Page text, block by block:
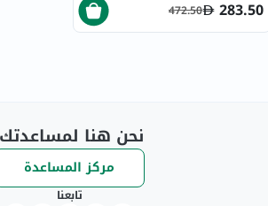
283.50
472.50
نحن هنا
مركز المساعدة
تابعنا